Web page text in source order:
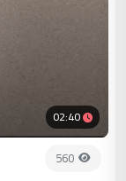
02:40
560